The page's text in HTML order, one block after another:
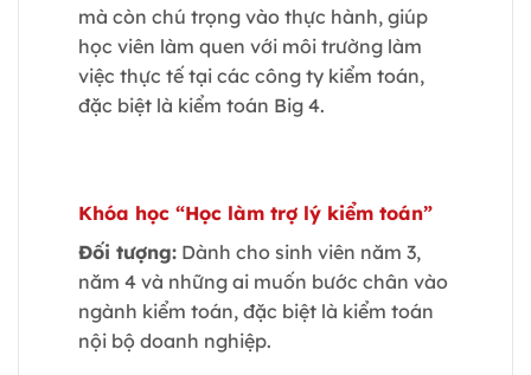
mà còn chú trọng vào thực hành, giúp
học viên làm quen với môi trường làm
việc thực tế tại các công ty kiểm toán,
đặc biệt là kiểm toán Big 4.
Khóa học “Học làm trợ lý kiểm toán”
Đối tượng: Dành cho sinh viên năm 3,
năm 4 và những ai muốn bước chân vào
ngành kiểm toán, đặc biệt là kiểm toán
nội bộ doanh nghiệp.